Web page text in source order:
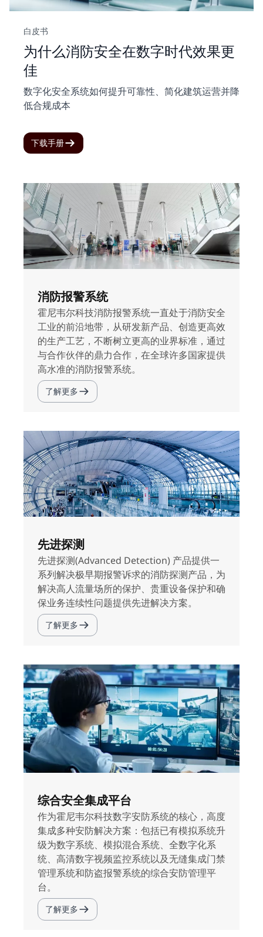
白皮书
为什么消防安全在数字时代效果更
佳
数字化安全系统如何提升可靠性、简化建筑运营并降
低合规成本
下载手册
消防报警系统
霍尼韦尔科技消防报警系统一直处于消防安全
工业的前沿地带，从研发新产品、创造更高效
的生产工艺，不断树立更高的业界标准，通过
与合作伙伴的鼎力合作，在全球许多国家提供
高水准的消防报警系统。
了解更多
先进探测
先进探测(Advanced Detection) 产品提供一
系列解决极早期报警诉求的消防探测产品，为
解决高人流量场所的保护、贵重设备保护和确
保业务连续性问题提供先进解决方案。
了解更多
综合安全集成平台
作为霍尼韦尔科技数字安防系统的核心，高度
集成多种安防解决方案：包括已有模拟系统升
级为数字系统、模拟混合系统、全数字化系
统、高清数字视频监控系统以及无缝集成门禁
管理系统和防盗报警系统的综合安防管理平
台。
了解更多